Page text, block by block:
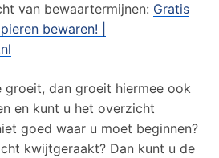
van bewaartermijnen: Gratis
bewaren! |
groeit, dan groeit hiermee ook
en kunt u het overzicht
goed waar u moet beginnen?
kwijtgeraakt? Dan kunt u de